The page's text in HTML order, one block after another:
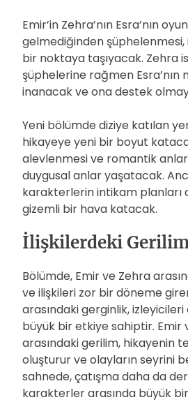
Emir’in Zehra’nın Esra’nın
gelmediğinden
bir noktaya taşıyacak. Zehra
şüphelerine rağmen Esra’nın
inanacak ve ona destek
Yeni bölümde diziye katılan
hikayeye yeni bir boyut
alevlenmesi ve romantik
duygusal anlar yaşatacak.
karakterlerin intikam planları
gizemli bir hava katacak.
İlişkilerdeki
Bölümde, Emir ve Zehra
ve ilişkileri zor bir döneme
arasındaki gerginlik,
büyük bir etkiye sahiptir. Emir
arasındaki gerilim, hikayenin
oluşturur ve olayların seyrini
sahnede, çatışma daha da
karakterler arasında büyük